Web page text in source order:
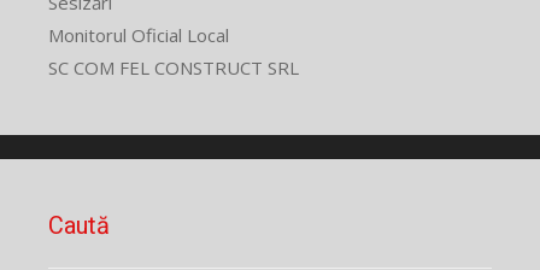
Monitorul Oficial Local
SC COM FEL CONSTRUCT SRL
Caută